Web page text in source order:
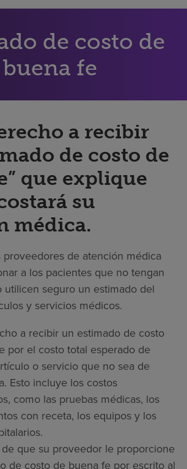
de costo de
buena fe
a recibir
de costo de
que explique
su
médica.
proveedores de atención médica
a los pacientes que no tengan
utilicen seguro un estimado del
y servicios médicos.
a recibir un estimado de costo
por el costo total esperado de
o servicio que no sea de
Esto incluye los costos
como las pruebas médicas, los
con receta, los equipos y los
que su proveedor le proporcione
de costo de buena fe por escrito al